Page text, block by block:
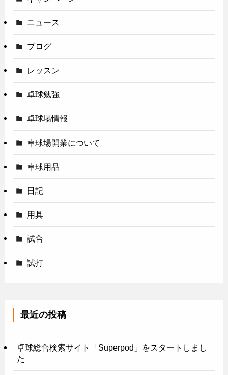
ニュース
ブログ
レッスン
卓球勉強
卓球場情報
卓球場開業について
卓球用品
日記
用具
試合
試打
最近の投稿
卓球総合検索サイト「Superpod」をスタートしまし
た